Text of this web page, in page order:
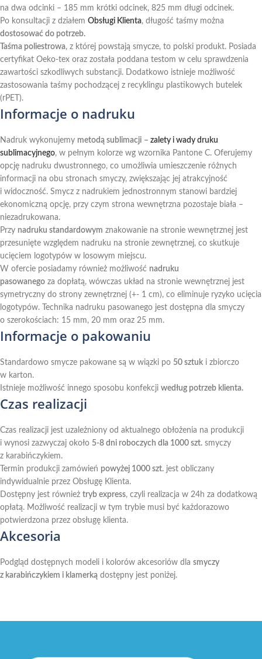
na dwa odcinki – 185 mm krótki odcinek, 825 mm długi odcinek.
Po konsultacji z działem Obsługi Klienta, długość taśmy można
dostosować do potrzeb.
Taśma poliestrowa, z której powstają smycze, to polski produkt. Posiada
certyfikat Oeko-tex oraz została poddana testom w celu sprawdzenia
zawartości szkodliwych substancji. Dodatkowo istnieje możliwość
zastosowania taśmy pochodzącej z recyklingu plastikowych butelek
(rPET).
Informacje o nadruku
Nadruk wykonujemy metodą sublimacji – zalety i wady druku
sublimacyjnego, w pełnym kolorze wg wzornika Pantone C. Oferujemy
opcję nadruku dwustronnego, co umożliwia umieszczenie różnych
informacji na obu stronach smyczy, zwiększając jej atrakcyjność
i widoczność. Smycz z nadrukiem jednostronnym stanowi bardziej
ekonomiczną opcję, przy czym strona wewnętrzna pozostaje biała –
niezadrukowana.
Przy nadruku standardowym znakowanie na stronie wewnętrznej jest
przesunięte względem nadruku na stronie zewnętrznej, co skutkuje
ucięciem logotypów w losowym miejscu.
W ofercie posiadamy również możliwość nadruku
pasowanego za dopłatą, wówczas układ na stronie wewnętrznej jest
symetryczny do strony zewnętrznej (+- 1 cm), co eliminuje ryzyko ucięcia
logotypów. Technika nadruku pasowanego jest dostępna dla smyczy
o szerokościach: 15 mm, 20 mm oraz 25 mm.
Informacje o pakowaniu
Standardowo smycze pakowane są w wiązki po 50 sztuk i zbiorczo
w karton.
Istnieje możliwość innego sposobu konfekcji według potrzeb klienta.
Czas realizacji
Czas realizacji jest uzależniony od aktualnego obłożenia na produkcji
i wynosi zazwyczaj około 5-8 dni roboczych dla 1000 szt. smyczy
z karabińczykiem.
Termin produkcji zamówień powyżej 1000 szt. jest obliczany
indywidualnie przez Obsługę Klienta.
Dostępny jest również tryb express, czyli realizacja w 24h za dodatkową
opłatą. Możliwość realizacji w tym trybie musi być każdorazowo
potwierdzona przez obsługę klienta.
Akcesoria
Podgląd dostępnych modeli i kolorów akcesoriów dla smyczy
z karabińczykiem i klamerką dostępny jest poniżej.